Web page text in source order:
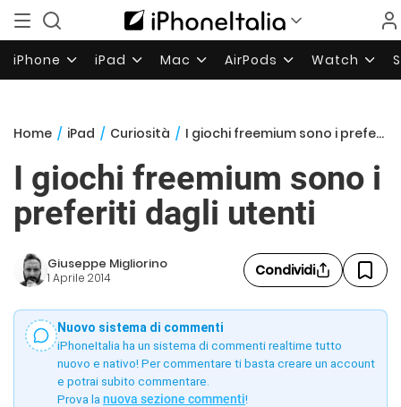
iPhone iPad Mac AirPods Watch
Home / iPad / Curiosità / I giochi freemium sono i preferiti dagli utenti
I giochi freemium sono i
preferiti dagli utenti
Giuseppe Migliorino
1 Aprile 2014 Condividi
Nuovo sistema di commenti
iPhoneItalia ha un sistema di commenti realtime tutto
nuovo e nativo! Per commentare ti basta creare un account
e potrai subito commentare.
Prova la nuova sezione commenti!